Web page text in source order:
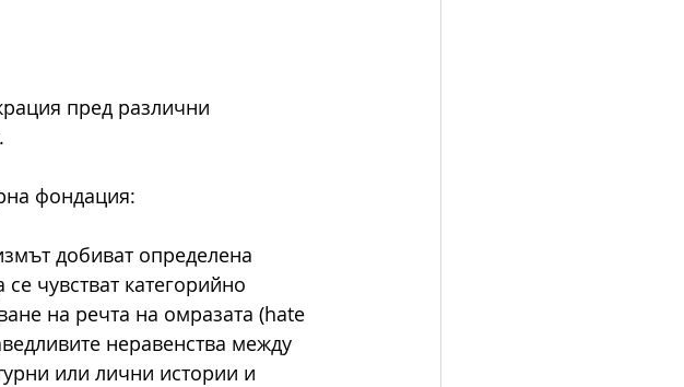
пред различни
фондация:
добиват определена
се чувстват категорийно
на речта на омразата (hate
неравенства между
или лични истории и